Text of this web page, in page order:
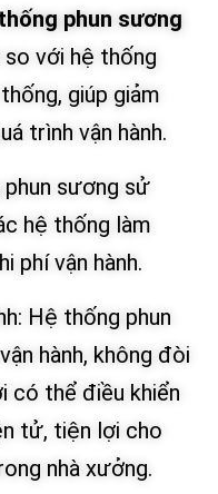
phun sương
với hệ thống
giúp giảm
trình vận hành.
sương sử
hệ thống làm
phí vận hành.
Hệ thống phun
hành, không đòi
có thể điều khiển
tử, tiện lợi cho
nhà xưởng.